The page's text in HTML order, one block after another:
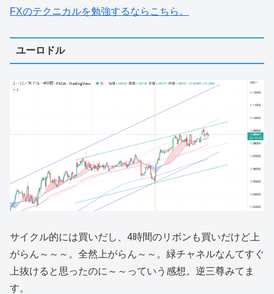
FXのテクニカルを勉強するならこちら。
ユーロドル
サイクル的には買いだし、4時間のリボンも買いだけど上
がらん～～～。全然上がらん～～。緑チャネルなんてすぐ
上抜けると思ったのに～～っていう感想。逆三尊みてま
す。